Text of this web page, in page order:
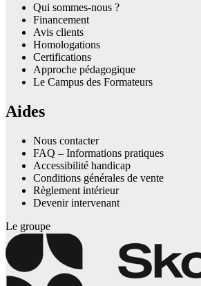
Qui sommes-nous ?
Financement
Avis clients
Homologations
Certifications
Approche pédagogique
Le Campus des Formateurs
Aides
Nous contacter
FAQ – Informations pratiques
Accessibilité handicap
Conditions générales de vente
Règlement intérieur
Devenir intervenant
Le groupe